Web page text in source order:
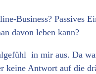
Business? Passives
davon leben kann?
in mir aus. Da
keine Antwort auf die